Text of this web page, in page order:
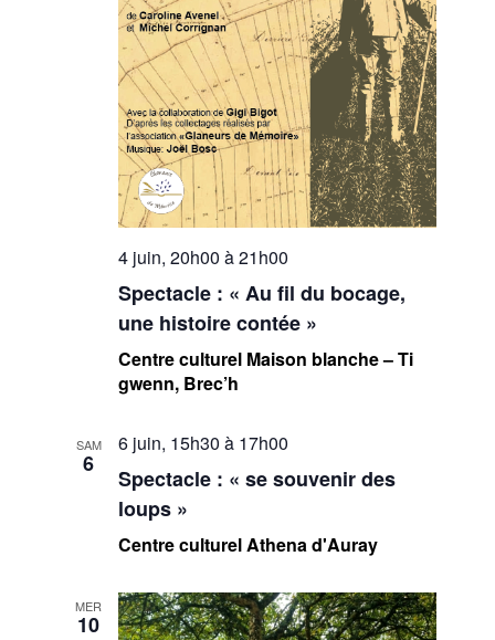
4 juin, 20h00 à21h00
Spectacle : « Au fil du bocage,
une histoire contée »
Centre culturel Maison blanche – Ti
gwenn, Brec’h
SAM
6
6 juin, 15h30 à 17h00
Spectacle : « se souvenir des
loups »
Centre culturel Athena d'Auray
MER
10